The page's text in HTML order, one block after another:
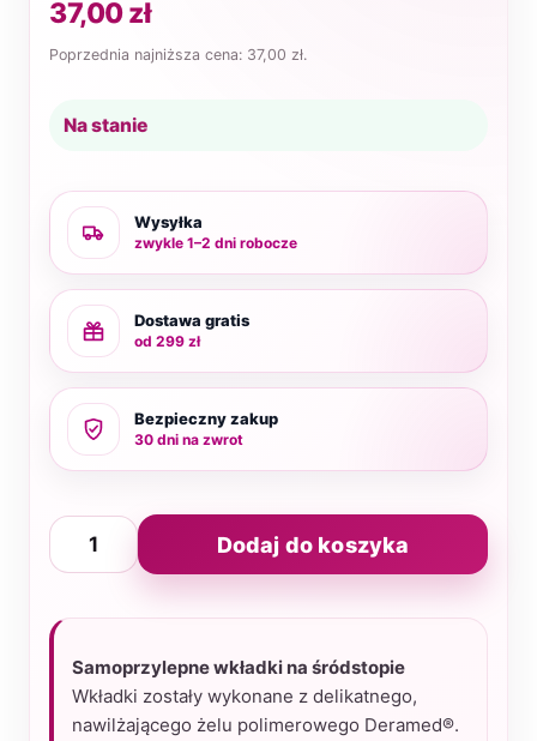
37,00zł
Poprzednia najniższa cena: 37,00 zł.
Samoprzylepne wkładki na śródstopie
Wkładki zostały wykonane z delikatnego,
nawilżającego żelu polimerowego Deramed®.
Na stanie
ilość
PODOHELP
wkładki
śródstopie
Dodaj do koszyka
Wysyłka
zwykle 1–2 dni robocze
Dostawa gratis
od 299 zł
Bezpieczny zakup
30 dni na zwrot